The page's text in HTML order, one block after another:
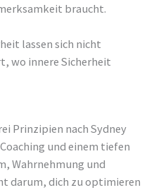
braucht.
lassen sich nicht
wo innere Sicherheit
Prinzipien nach Sydney
und einem tiefen
Wahrnehmung und
darum, dich zu optimieren